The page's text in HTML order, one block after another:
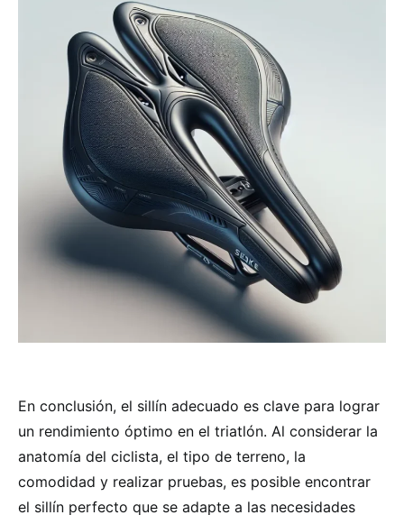
En conclusión, el sillín adecuado es clave para lograr
un rendimiento óptimo en el triatlón. Al considerar la
anatomía del ciclista, el tipo de terreno, la
comodidad y realizar pruebas, es posible encontrar
el sillín perfecto que se adapte a las necesidades